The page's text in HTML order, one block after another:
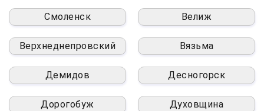
Смоленск Велиж
Верхнеднепровский Вязьма
Демидов Десногорск
Дорогобуж Духовщина